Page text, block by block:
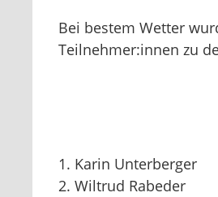
Bei bestem Wetter
Teilnehmer:innen zu
1. Karin Unterberger
2. Wiltrud Rabeder